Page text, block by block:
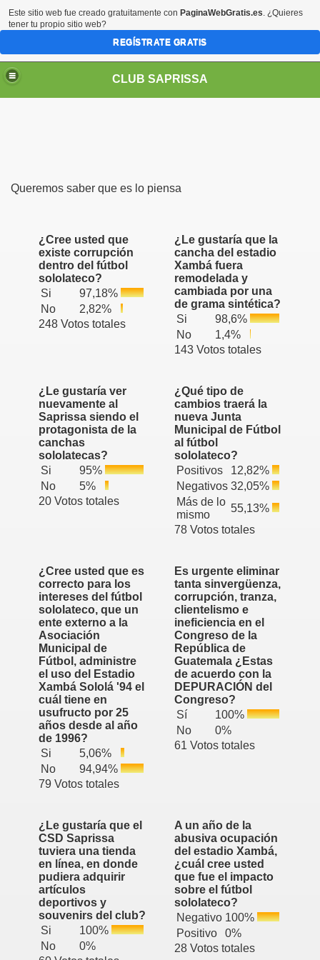
CLUB SAPRISSA
Queremos saber que es lo piensa
¿Cree usted que
existe corrupción
dentro del fútbol
sololateco?
Si
97,18%
No
2,82%
248 Votos totales
¿Le gustaría que la
cancha del estadio
Xambá fuera
remodelada y
cambiada por una
de grama sintética?
Si
98,6%
No
1,4%
143 Votos totales
¿Le gustaría ver
nuevamente al
Saprissa siendo el
protagonista de la
canchas
sololatecas?
Si
95%
No
5%
20 Votos totales
¿Qué tipo de
cambios traerá la
nueva Junta
Municipal de Fútbol
al fútbol
sololateco?
Positivos
12,82%
Negativos 32,05%
Más de lo
mismo
55,13%
78 Votos totales
¿Cree usted que es
correcto para los
intereses del fútbol
sololateco, que un
ente externo a la
Asociación
Municipal de
Fútbol, administre
el uso del Estadio
Xambá Sololá '94 el
cuál tiene en
usufructo por 25
años desde al año
de 1996?
Si
5,06%
No
94,94%
79 Votos totales
Es urgente eliminar
tanta sinvergüenza,
corrupción, tranza,
clientelismo e
ineficiencia en el
Congreso de la
República de
Guatemala ¿Estas
de acuerdo con la
DEPURACIÓN del
Congreso?
Sí
100%
No
0%
61 Votos totales
¿Le gustaría que el
CSD Saprissa
tuviera una tienda
en línea, en donde
pudiera adquirir
artículos
deportivos y
souvenirs del club?
Si
100%
No
0%
A un año de la
abusiva ocupación
del estadio Xambá,
¿cuál cree usted
que fue el impacto
sobre el fútbol
sololateco?
Negativo 100%
Positivo
0%
28 Votos totales
Este sitio web fue creado gratuitamente con PaginaWebGratis.es. ¿Quieres
tener tu propio sitio web?
REGÍSTRATE GRATIS